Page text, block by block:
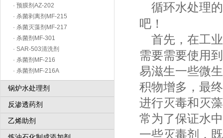
· 预膜剂AZ-202
· 杀菌剥离剂MF-215
· 杀菌灭藻剂MF-217
· 杀菌剂MF-301
· SAR-503清洗剂
· 杀菌剂MF-216
· 杀菌剂MF-216A
锅炉水处理剂
反渗透药剂
乙烯助剂
循环水处理
吧！
首先，在工业
需要需要使用
易滋生一些微
积物增多，最
进行灭毒和灭
常为了保证水
一些灭毒剂，